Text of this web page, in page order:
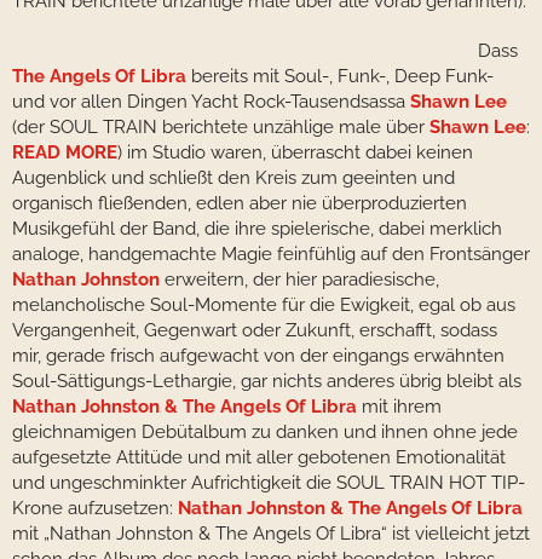
Dass
The Angels Of Libra bereits mit Soul-, Funk-, Deep Funk-
und vor allen Dingen Yacht Rock-Tausendsassa Shawn Lee
(der SOUL TRAIN berichtete unzählige male über Shawn Lee:
READ MORE) im Studio waren, überrascht dabei keinen
Augenblick und schließt den Kreis zum geeinten und
organisch fließenden, edlen aber nie überproduzierten
Musikgefühl der Band, die ihre spielerische, dabei merklich
analoge, handgemachte Magie feinfühlig auf den Frontsänger
Nathan Johnston erweitern, der hier paradiesische,
melancholische Soul-Momente für die Ewigkeit, egal ob aus
Vergangenheit, Gegenwart oder Zukunft, erschafft, sodass
mir, gerade frisch aufgewacht von der eingangs erwähnten
Soul-Sättigungs-Lethargie, gar nichts anderes übrig bleibt als
Nathan Johnston & The Angels Of Libra mit ihrem
gleichnamigen Debütalbum zu danken und ihnen ohne jede
aufgesetzte Attitüde und mit aller gebotenen Emotionalität
und ungeschminkter Aufrichtigkeit die SOUL TRAIN HOT TIP-
Krone aufzusetzen: Nathan Johnston & The Angels Of Libra
mit „Nathan Johnston & The Angels Of Libra“ ist vielleicht jetzt